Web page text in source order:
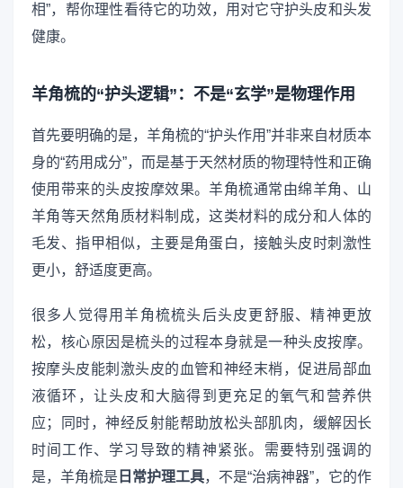
相”，帮你理性看待它的功效，用对它守护头皮和头发
健康。
羊角梳的“护头逻辑”：不是“玄学”是物理作用
首先要明确的是，羊角梳的“护头作用”并非来自材质本
身的“药用成分”，而是基于天然材质的物理特性和正确
使用带来的头皮按摩效果。羊角梳通常由绵羊角、山
羊角等天然角质材料制成，这类材料的成分和人体的
毛发、指甲相似，主要是角蛋白，接触头皮时刺激性
更小，舒适度更高。
很多人觉得用羊角梳梳头后头皮更舒服、精神更放
松，核心原因是梳头的过程本身就是一种头皮按摩。
按摩头皮能刺激头皮的血管和神经末梢，促进局部血
液循环，让头皮和大脑得到更充足的氧气和营养供
应；同时，神经反射能帮助放松头部肌肉，缓解因长
时间工作、学习导致的精神紧张。需要特别强调的
是，羊角梳是 日常护理工具，不是“治病神器”，它的作